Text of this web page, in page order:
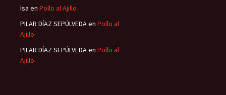
Isa en Pollo al Ajillo
PILAR DÍAZ SEPÚLVEDAen Pollo al
Ajillo
PILAR DÍAZ SEPÚLVEDAen Pollo al
Ajillo